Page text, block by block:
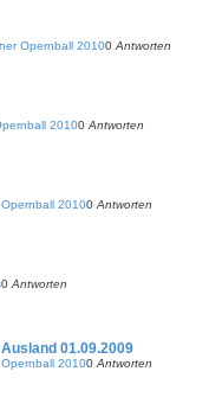
Opernball 20100 Antworten
20100 Antworten
20100 Antworten
0 Antworten
01.09.2009
20100 Antworten